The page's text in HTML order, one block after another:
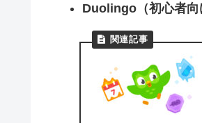
Duolingo（初心者向